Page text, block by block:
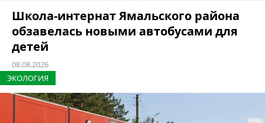
Школа-интернат Ямальского района
обзавелась новыми автобусами для
детей
08.08.2026
ЭКОЛОГИЯ